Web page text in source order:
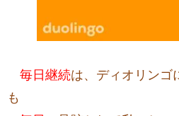
毎日継続は、ディオリンゴ
も